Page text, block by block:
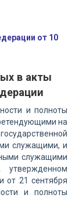
от 10
в акты
и полноты
на
служащими, и
служащими
утвержденном
от 21 сентября
и полноты